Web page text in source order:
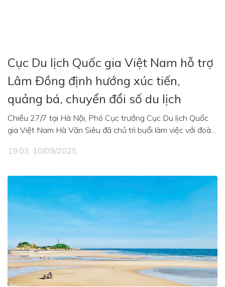
Cục Du lịch Quốc gia Việt Nam hỗ trợ
Lâm Đồng định hướng xúc tiến,
quảng bá, chuyển đổi số du lịch
Chiều 27/7 tại Hà Nội, Phó Cục trưởng Cục Du lịch Quốc
gia Việt Nam Hà Văn Siêu đã chủ trì buổi làm việc với đoàn
hoạt động xúc tiến, quảng bá du lịch địa phương trong thời
19:03, 10/09/2025